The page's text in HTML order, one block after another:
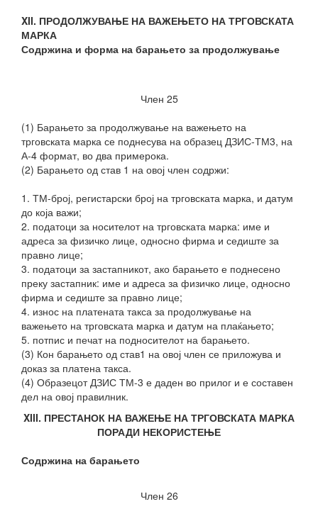
XII. ПРОДОЛЖУВАЊЕ НА ВАЖЕЊЕТО НА ТРГОВСКАТА
МАРКА
Содржина и форма на барањето за продолжување
Член 25
(1) Барањето за продолжување на важењето на
трговската марка се поднесува на образец ДЗИС-ТМ3, на
А-4 формат, во два примерока.
(2) Барањето од став 1 на овој член содржи:
1. ТМ-број, регистарски број на трговската марка, и датум
до која важи;
2. податоци за носителот на трговската марка: име и
адреса за физичко лице, односно фирма и седиште за
правно лице;
3. податоци за застапникот, ако барањето е поднесено
преку застапник: име и адреса за физичко лице, односно
фирма и седиште за правно лице;
4. износ на платената такса за продолжување на
важењето на трговската марка и датум на плаќањето;
5. потпис и печат на подносителот на барањето.
(3) Кон барањето од став1 на овој член се приложува и
доказ за платена такса.
(4) Образецот ДЗИС ТМ-3 е даден во прилог и е составен
дел на овој правилник.
XIII. ПРЕСТАНОК НА ВАЖЕЊЕ НА ТРГОВСКАТА МАРКА
ПОРАДИ НЕКОРИСТЕЊЕ
Содржина на барањето
Член 26